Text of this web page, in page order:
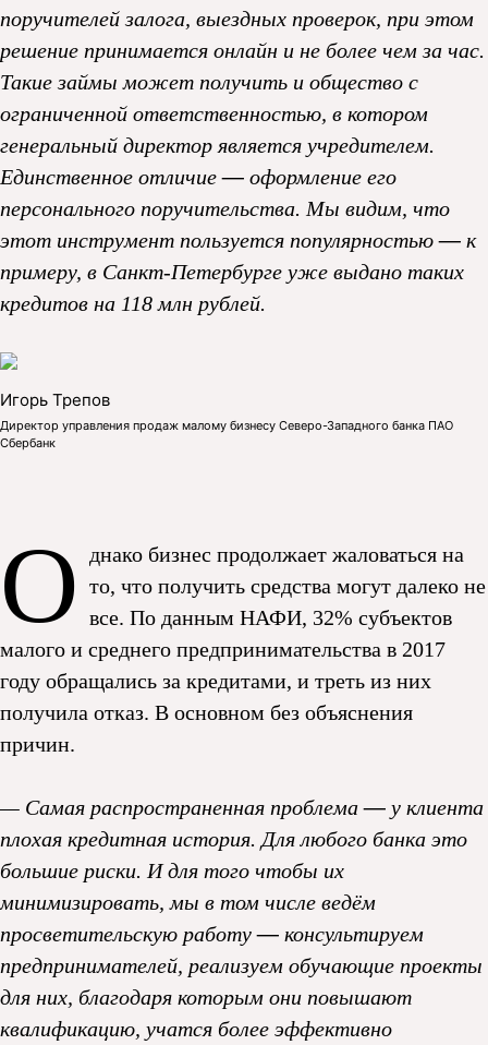
поручителей залога, выездных проверок, при этом
решение принимается онлайн и не более чем за час.
Такие займы может получить и общество с
ограниченной ответственностью, в котором
генеральный директор является учредителем.
Единственное отличие— оформление его
персонального поручительства. Мы видим, что
этот инструмент пользуется популярностью— к
примеру, в Санкт-Петербурге уже выдано таких
кредитов на 118 млн рублей.
Игорь Трепов
Директор управления продаж малому бизнесу Северо-Западного банка ПАО
Сбербанк
О
днако бизнес продолжает жаловаться на
то, что получить средства могут далеко не
все. По данным НАФИ, 32% субъектов
малого и среднего предпринимательства в 2017
году обращались за кредитами, и треть из них
получила отказ. В основном без объяснения
причин.
— Самая распространенная проблема— у клиента
плохая кредитная история. Для любого банка это
большие риски. И для того чтобы их
минимизировать, мы в том числе ведём
просветительскую работу— консультируем
предпринимателей, реализуем обучающие проекты
для них, благодаря которым они повышают
квалификацию, учатся более эффективно